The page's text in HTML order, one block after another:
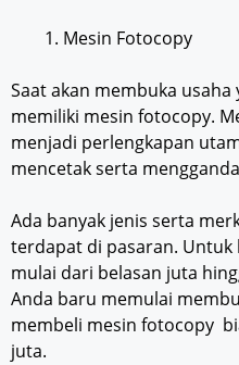
Mesin Fotocopy
Saat akan membuka
memiliki mesin fotocopy.
menjadi perlengkapan
mencetak serta
Ada banyak jenis serta
terdapat di pasaran. Untuk
mulai dari belasan juta
Anda baru memulai
membeli mesin fotocopy
juta.